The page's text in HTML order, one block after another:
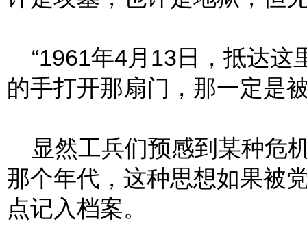
“1961年4月13日，抵达这
的手打开那扇门，那一定是
显然工兵们预感到某种危
那个年代，这种思想如果被
点记入档案。